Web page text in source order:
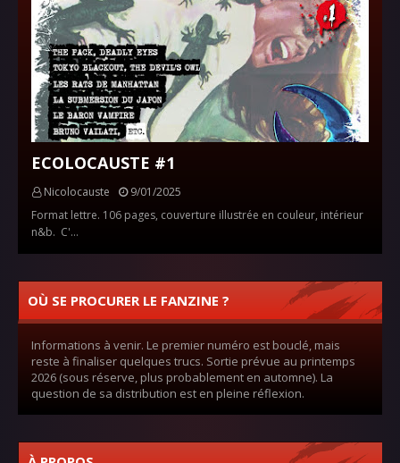
ECOLOCAUSTE #1
Nicolocauste
9/01/2025
Format lettre. 106 pages, couverture illustrée en couleur, intérieur
n&b. C'…
OÙ SE PROCURER LE FANZINE ?
Informations à venir. Le premier numéro est bouclé, mais
reste à finaliser quelques trucs. Sortie prévue au printemps
2026 (sous réserve, plus probablement en automne). La
question de sa distribution est en pleine réflexion.